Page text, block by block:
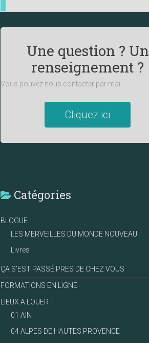
Une question ? Un
renseignement ?
Vous pouvez nous contacter par mail :
Cliquez ici
Catégories
BLOGUE
LES MERVEILLES DU MONDE NOUVEAU
Livres
ÇA S'EST PASSÉ PRES DE CHEZ VOUS
FORMATIONS EN LIGNE
LIEUX A LOUER
01 AIN
04 ALPES DE HAUTES PROVENCE